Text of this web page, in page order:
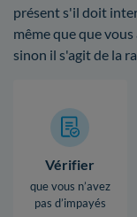
présent s'il doit
même que que
sinon il s'agit de la
Vérifier
que vous n’avez
pas d’impayés